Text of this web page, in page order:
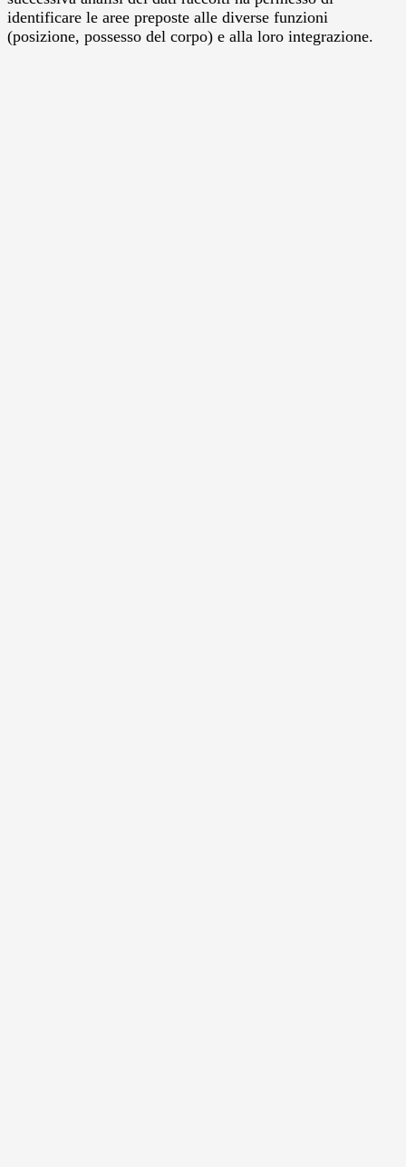
identificare le aree preposte alle diverse funzioni
(posizione, possesso del corpo) e alla loro integrazione.